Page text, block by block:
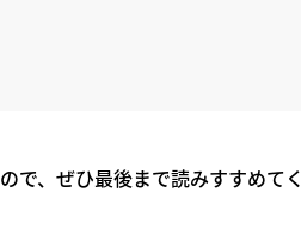
で、ぜひ最後まで読みすすめてく